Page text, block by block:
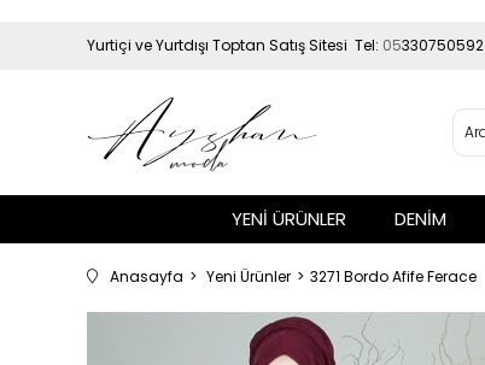
Yurtiçi ve Yurtdışı Toptan Satış Sitesi Tel: 05330750592
YENİ ÜRÜNLER DENİM
Anasayfa Yeni Ürünler 3271 Bordo Afife Ferace